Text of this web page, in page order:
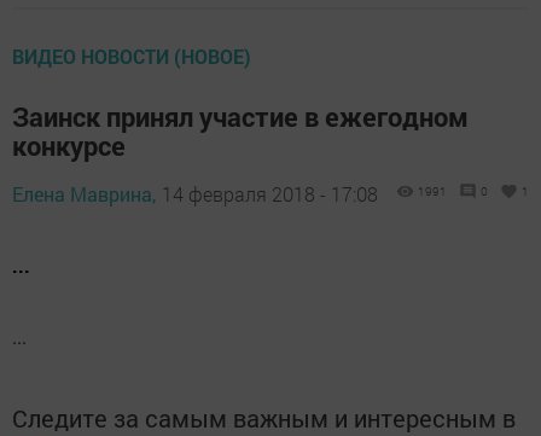
ВИДЕО НОВОСТИ (НОВОЕ)
Заинск принял участие в ежегодном
конкурсе
Елена Маврина, 14 февраля 2018 - 17:08 1991 0 1
...
...
Следите за самым важным и интересным в